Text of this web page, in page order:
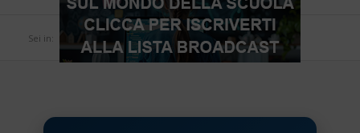
Sei in: Home Academy